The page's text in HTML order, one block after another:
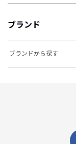
ブランド
ブランドから探す